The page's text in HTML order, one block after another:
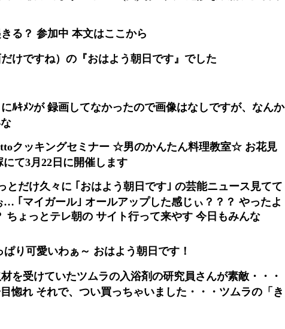
る？ 参加中 本文はここから
けですね）の『おはよう朝日です』でした
ﾙｷﾒﾝが 録画してなかったので画像はなしですが、なんか
クッキングセミナー ☆男のかんたん料理教室☆ お花見
て3月22日に開催します
とだけ久々に ｢おはよう朝日です｣ の芸能ニュース見てて
｢マイガール｣ オールアップした感じぃ？？？ やったよ
ょっとテレ朝の サイト行って来やす 今日もみんな
り可愛いわぁ～ おはよう朝日です！
を受けていたツムラの入浴剤の研究員さんが素敵・・・
惚れ それで、つい買っちゃいました・・・ツムラの「き